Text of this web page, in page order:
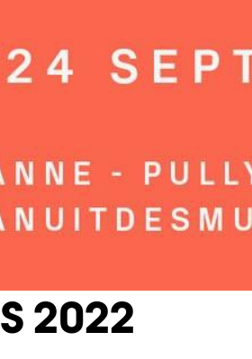
2022